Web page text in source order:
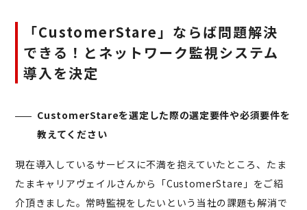
「CustomerStare」ならば問題解決
できる！とネットワーク監視システム
導入を決定
CustomerStareを選定した際の選定要件や必須要件を
教えてください
現在導入しているサービスに不満を抱えていたところ、たま
たまキャリアヴェイルさんから「CustomerStare」をご紹
介頂きました。常時監視をしたいという当社の課題も解消で